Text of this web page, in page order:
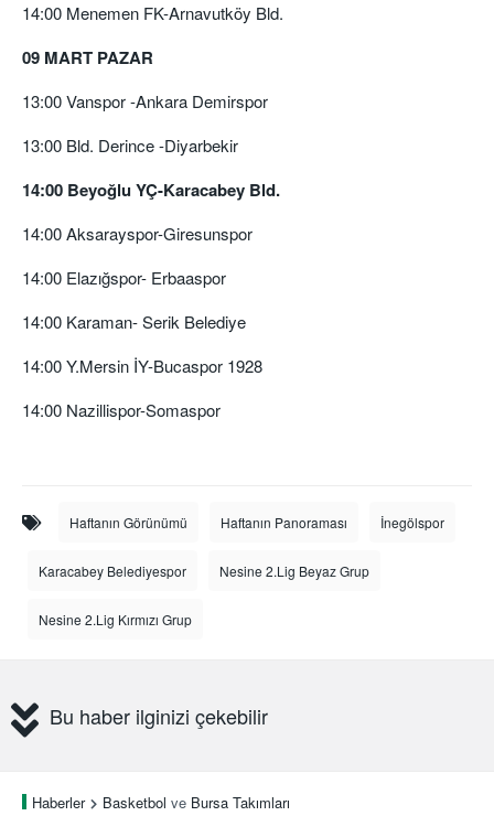
14:00 Menemen FK-Arnavutköy Bld.
09 MART PAZAR
13:00 Vanspor -Ankara Demirspor
13:00 Bld. Derince -Diyarbekir
14:00 Beyoğlu YÇ-Karacabey Bld.
14:00 Aksarayspor-Giresunspor
14:00 Elazığspor- Erbaaspor
14:00 Karaman- Serik Belediye
14:00 Y.Mersin İY-Bucaspor 1928
14:00 Nazillispor-Somaspor
Haftanın Görünümü Haftanın Panoraması İnegölspor
Karacabey Belediyespor Nesine 2.Lig Beyaz Grup
Nesine 2.Lig Kırmızı Grup
Bu haber ilginizi çekebilir
Haberler Basketbol ve Bursa Takımları